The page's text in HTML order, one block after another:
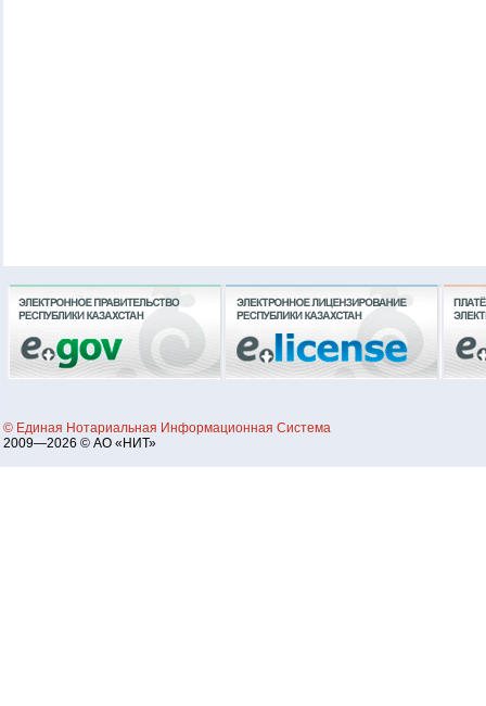
© Единая Нотариальная Информационная Система
2009—2026 © АО «НИТ»